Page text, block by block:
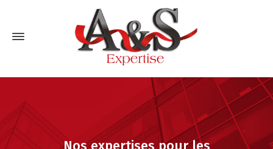
Nos expertises pour les